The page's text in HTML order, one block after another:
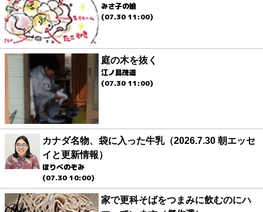
みさ子の娘
(07.30 11:00)
庭の木を抜く
江ノ島茂道
(07.30 11:00)
カナダ名物、袋に入った牛乳（2026.7.30 朝エッセ
イと更新情報）
ほりべのぞみ
(07.30 10:00)
家で更科そばをつまみに飲むのにハ